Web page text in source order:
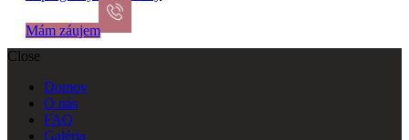
Mám záujem
Close
Domov
O nás
FAQ
Galéria